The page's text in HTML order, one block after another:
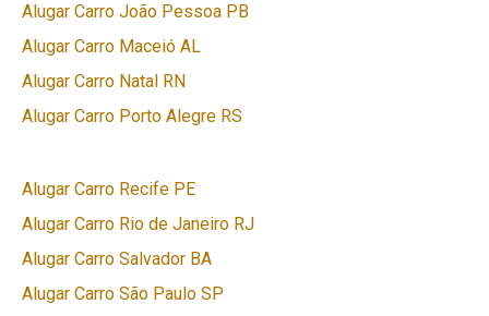
Alugar Carro João Pessoa PB
Alugar Carro Maceió AL
Alugar Carro Natal RN
Alugar Carro Porto Alegre RS
Alugar Carro Recife PE
Alugar Carro Rio de Janeiro RJ
Alugar Carro Salvador BA
Alugar Carro São Paulo SP